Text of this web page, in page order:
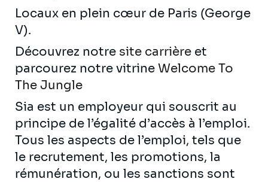
Locaux en plein cœur de Paris (George
V).
Découvrez notre site carrière et
parcourez notre vitrine Welcome To
The Jungle
Sia est un employeur qui souscrit au
principe de l’égalité d’accès à l’emploi.
Tous les aspects de l’emploi, tels que
le recrutement, les promotions, la
rémunération, ou les sanctions sont